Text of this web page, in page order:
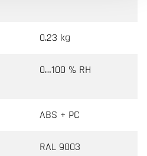
0.23 kg
0…100 % RH
ABS + PC
RAL 9003